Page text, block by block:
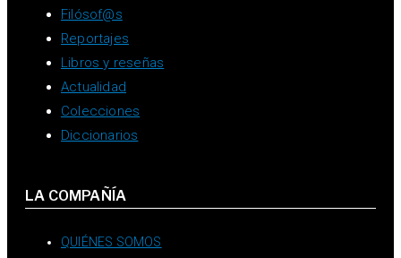
Filósof@s
Reportajes
Libros y reseñas
Actualidad
Colecciones
Diccionarios
LA COMPAÑÍA
QUIÉNES SOMOS